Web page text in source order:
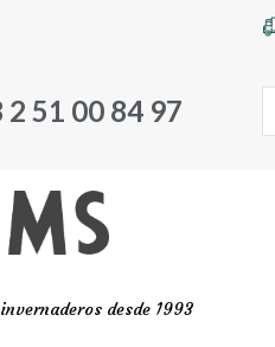
2 51 00 84 97
desde 1993